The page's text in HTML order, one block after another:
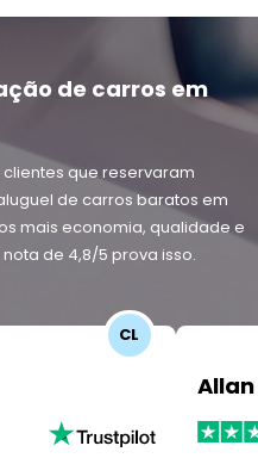
de carros em
que reservaram
de carros baratos em
mais economia, qualidade e
de 4,8/5 prova isso.
CL
Allan